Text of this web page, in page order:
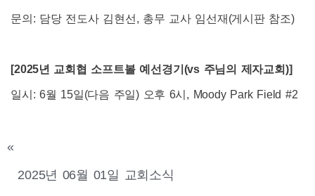
문의: 담당 전도사 김현선, 총무 교사 임선재(게시판 참조)
[2025년 교회협 소프트볼 예선경기 (vs 주님의 제자교회)]
일시: 6월 15일(다음 주일) 오후 6시, Moody Park Field #2
«
2025년 06월 01일 교회소식